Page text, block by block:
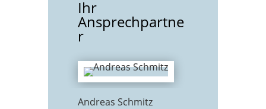
Ihr
Ansprechpartne
r
Andreas Schmitz